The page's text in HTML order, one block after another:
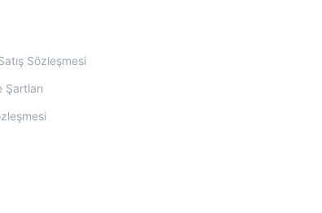
Sözleşmesi